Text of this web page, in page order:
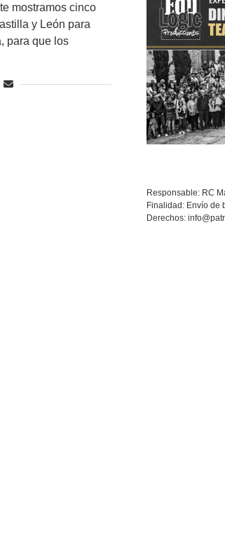
mostramos cinco
y León para
para que los
Responsable: RC
Finalidad: Envío de
Derechos: